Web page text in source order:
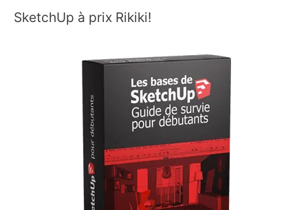
SketchUp à prix Rikiki!